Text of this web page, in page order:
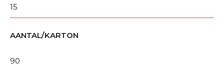
15
AANTAL/KARTON
90